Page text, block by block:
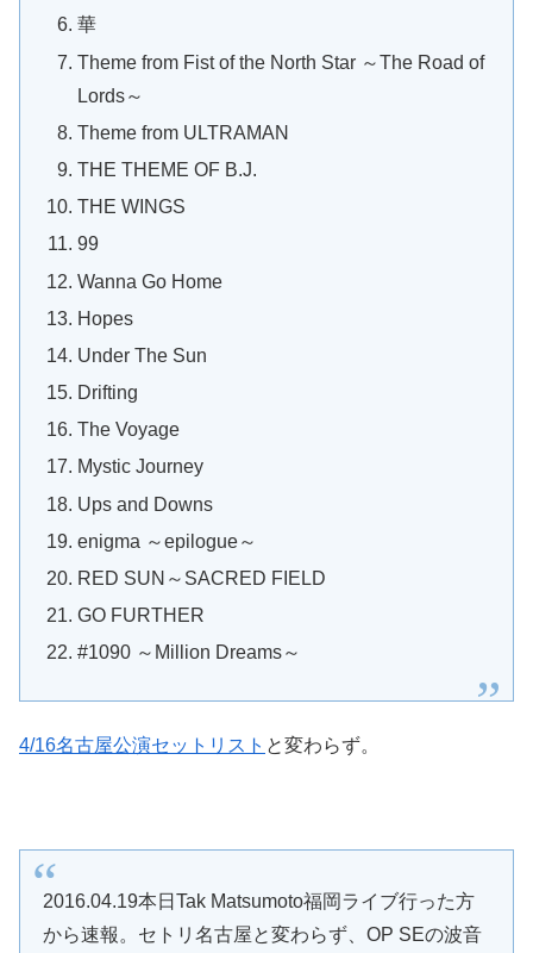
華
Theme from Fist of the North Star ～The Road of
Lords～
Theme from ULTRAMAN
THE THEME OF B.J.
THE WINGS
99
Wanna Go Home
Hopes
Under The Sun
Drifting
The Voyage
Mystic Journey
Ups and Downs
enigma ～epilogue～
RED SUN～SACRED FIELD
GO FURTHER
#1090 ～Million Dreams～
4/16名古屋公演セットリスト と変わらず。
2016.04.19本日Tak Matsumoto福岡ライブ行った方
から速報。セトリ名古屋と変わらず、OP SEの波音